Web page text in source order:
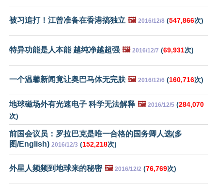
被习追打！江曾准备在香港搞独立 🖼️ 2016/12/8 (547,866次)
特异功能是人本能 越纯净越超强 🖼️ 2016/12/7 (69,931次)
一个温馨新闻竟让奥巴马体无完肤 🖼️ 2016/12/6 (160,716次)
地球磁场外有光速电子 科学无法解释 🖼️ 2016/12/5 (284,070
次)
前国会议员：罗拉巴克是唯一合格的国务卿人选(多
图/English) 2016/12/3 (152,218次)
外星人频频到地球来的秘密 🖼️ 2016/12/2 (76,769次)